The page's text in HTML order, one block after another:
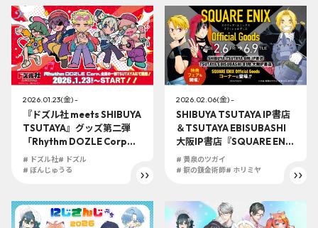
2026.01.23(金) -
『ドズル社 meets SHIBUYA
TSUTAYA』グッズ第二弾
「Rhythm DOZLE Corp」
が2026年1月23日(金)より
全国の一部TSUTAYAにて販
# ドズル社# ドズル
# ぼんじゅうる
2026.02.06(金) -
SHIBUYA TSUTAYA IP書店
＆TSUTAYA EBISUBASHI
大阪IP書店『SQUARE ENIX
Official Goodsコーナー』
にて2026年2月6日(金)より
# 黄泉のツガイ
# 鋼の錬金術師# ホリミヤ